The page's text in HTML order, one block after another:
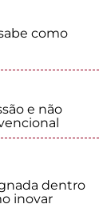
como
e não
dentro
inovar